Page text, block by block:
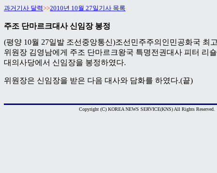
과거기사 달력>>2010년 10월 27일기사 목록
주조 단마르크대사 신임장 봉정
(평양 10월 27일발 조선중앙통신)조선민주주의인민공화국 최
위원장 김영남에게 주조 단마르크왕국 특명전권대사 피터 리
대의사당에서 신임장을 봉정하였다.
위원장은 신임장을 받은 다음 대사와 담화를 하였다.(끝)
Copyright (C) KOREA NEWS SERVICE(KNS) All Rights Reserved.